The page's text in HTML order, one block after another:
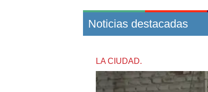
Noticias destacadas
LA CIUDAD.